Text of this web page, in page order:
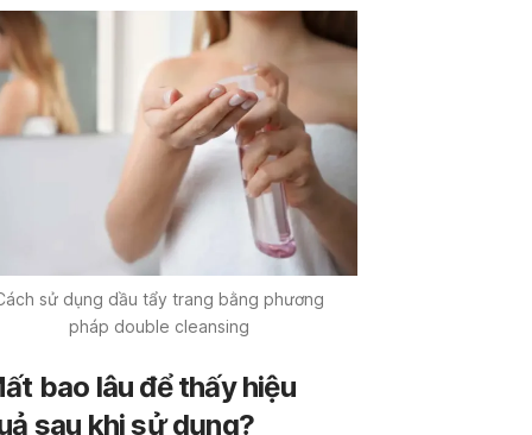
sử dụng dầu tẩy trang bằng phương
pháp double cleansing
bao lâu để thấy hiệu
sau khi sử dụng?